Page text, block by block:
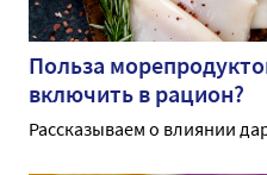
Польза
включить в рацион?
Рассказываем о влиянии